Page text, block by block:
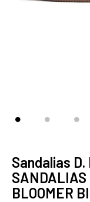
Sandalias
BLOOMER